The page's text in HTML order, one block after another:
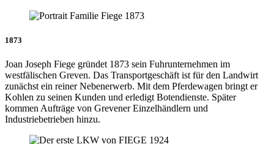
1873
Joan Joseph Fiege gründet 1873 sein Fuhrunternehmen im
westfälischen Greven. Das Transportgeschäft ist für den Landwirt
zunächst ein reiner Nebenerwerb. Mit dem Pferdewagen bringt er
Kohlen zu seinen Kunden und erledigt Botendienste. Später
kommen Aufträge von Grevener Einzelhändlern und
Industriebetrieben hinzu.